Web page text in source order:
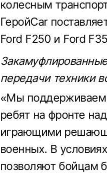
колесным
ГеройСar
Ford F250 и Ford
передачи техники
«Мы поддерживаем
ребят на фронте
играющими
военных. В
позволяют бойцам